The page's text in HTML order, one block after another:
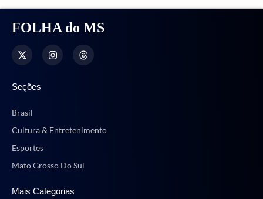
FOLHA do MS
Seções
Brasil
Cultura & Entretenimento
Esportes
Mato Grosso Do Sul
Mais Categorias